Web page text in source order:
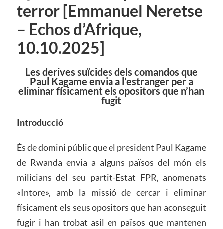
terror [Emmanuel Neretse
– Echos d’Afrique,
10.10.2025]
Les derives suïcides dels comandos que
Paul Kagame envia a l’estranger per a
eliminar físicament els opositors que n’han
fugit
Introducció
És de domini públic que el president Paul Kagame
de Rwanda envia a alguns països del món els
milicians del seu partit-Estat FPR, anomenats
«Intore», amb la missió de cercar i eliminar
físicament els seus opositors que han aconseguit
fugir i han trobat asil en països que mantenen